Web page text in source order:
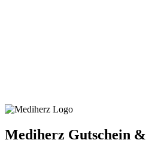
Mediherz Gutschein